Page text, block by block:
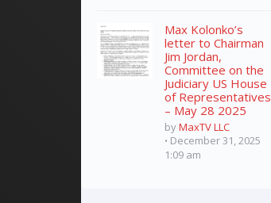
Max Kolonko’s
letter to Chairman
Jim Jordan,
Committee on the
Judiciary US House
of Representatives
– May 28 2025
byMaxTV LLC
December 31, 2025
1:09 am